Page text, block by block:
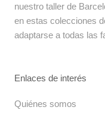
nuestro taller de
en estas colecciones
adaptarse a todas las
Enlaces de interés
Quiénes somos